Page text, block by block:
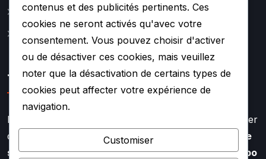
Contact
Mentions légales
TURBO SOUF
Faire appel à l’expertise de TURBO SOUF, c’est profiter
d’un savoir faire aiguisé depuis plus de
20 ans dans le
secteur de la rénovation et de la réparation de turbo
contenus et des publicités pertinents. Ces
cookies ne seront activés qu'avec votre
consentement. Vous pouvez choisir d'activer
ou de désactiver ces cookies, mais veuillez
noter que la désactivation de certains types de
cookies peut affecter votre expérience de
navigation.
Customiser